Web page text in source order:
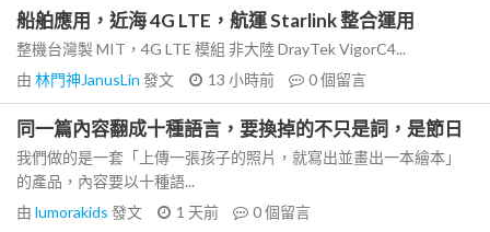
船舶應用，近海 4G LTE，航運 Starlink 整合運用
整機台灣製 MIT，4G LTE 模組 非大陸 DrayTek VigorC4...
由 林門神JanusLin 發文 13 小時前 0個留言
同一篇內容翻成十種語言，要換掉的不只是詞，是節日
我們做的是一套「上傳一張孩子的照片，就寫出並畫出一本繪本」
的產品，內容要以十種語...
由 lumorakids 發文 1 天前 0個留言